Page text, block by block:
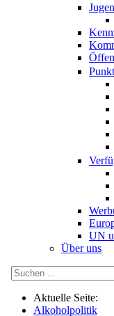
UN
Über uns
Aktuelle Seite:
Alkoholpolitik